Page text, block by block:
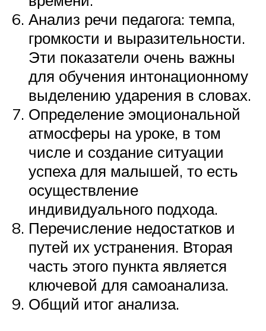
Анализ речи педагога: темпа,
громкости и выразительности.
Эти показатели очень важны
для обучения интонационному
выделению ударения в словах.
Определение эмоциональной
атмосферы на уроке, в том
числе и создание ситуации
успеха для малышей, то есть
осуществление
индивидуального подхода.
Перечисление недостатков и
путей их устранения. Вторая
часть этого пункта является
ключевой для самоанализа.
Общий итог анализа.